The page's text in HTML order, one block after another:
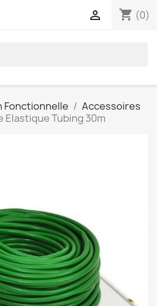
shopping_cart (0)

Fonctionnelle
Accessoires
Elastique Tubing 30m